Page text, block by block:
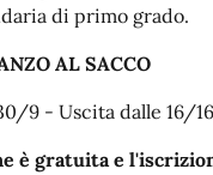
di primo grado.
AL SACCO
9 - Uscita dalle 16/
è gratuita e